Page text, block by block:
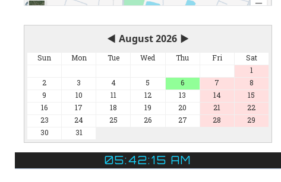
◀ August 2026 ▶
Sun Mon Tue Wed Thu Fri
Sat
1
2
3 4 5 6 7
8
9
10 11 12 13 14
15
16
17 18 19 20 21
22
23
24 25 26 27 28
29
30
31
05:42:16 AM